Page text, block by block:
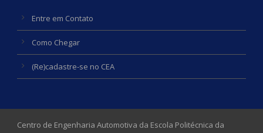
Entre em Contato
Como Chegar
(Re)cadastre-se no CEA
Centro de Engenharia Automotiva da Escola Politécnica da